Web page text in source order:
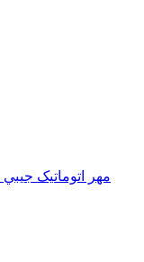
مهر اتوماتیک جيبي